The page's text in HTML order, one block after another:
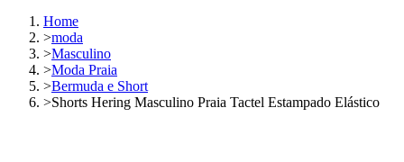
Home
>moda
>Masculino
>Moda Praia
>Bermuda e Short
>Shorts Hering Masculino Praia Tactel Estampado Elástico